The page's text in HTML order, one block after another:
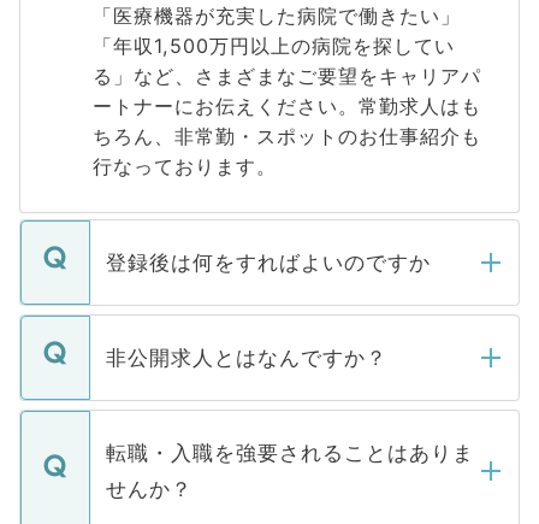
「医療機器が充実した病院で働きたい」
「年収1,500万円以上の病院を探してい
る」など、さまざまなご要望をキャリアパ
ートナーにお伝えください。常勤求人はも
ちろん、非常勤・スポットのお仕事紹介も
行なっております。
登録後は何をすればよいのですか
ご登録いただきましたら、弊社担当者がご
登録内容を確認し、その後メールもしくは
ます。通常、5営業日以内にはご連絡をせて
いただきますので、しばらくお待ちくださ
非公開求人とはなんですか？
マイナビDOCTORで取り扱っている求人の
うち約3割は、Webサイトからご覧いただ
けない「非公開求人」です。非公開求人は
下記の理由によって、一般には公開してい
転職・入職を強要されることはありま
せんか？